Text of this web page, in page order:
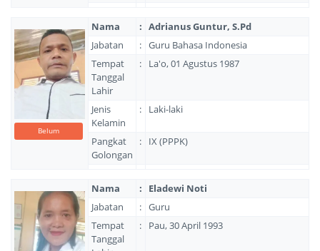
Belum
Nama : Adrianus Guntur, S.Pd
Jabatan
: Guru Bahasa Indonesia
Tempat
Tanggal
Lahir
: La'o, 01 Agustus 1987
Jenis
Kelamin
: Laki-laki
Pangkat
Golongan
: IX (PPPK)
Nama :
Eladewi Noti
Jabatan
: Guru
Tempat
Tanggal
: Pau, 30 April 1993